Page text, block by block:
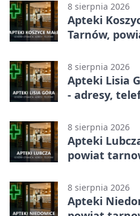
8 sierpnia 2026
Apteki
Tarnów,
8 sierpnia 2026
Apteki Lisia
- adresy,
8 sierpnia 2026
Apteki
powiat
8 sierpnia 2026
Apteki